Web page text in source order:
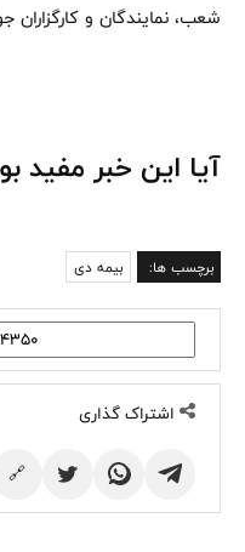
شعب، نمایندگان و کارگزاران
آیا این خبر مفید
برچسب ها: بیمه دی
اشتراک گذاری
🔗